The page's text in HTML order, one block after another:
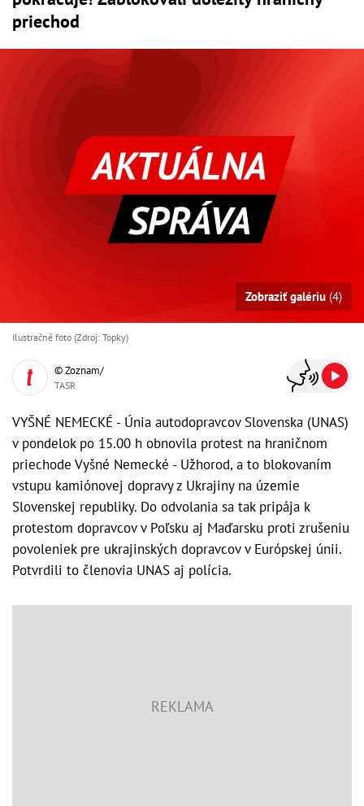
priechod
Zobraziť galériu (4)
Ilustračné foto (Zdroj: Topky)
© Zoznam/
TASR
VYŠNÉ NEMECKÉ - Únia autodopravcov Slovenska (UNAS)
v pondelok po 15.00 h obnovila protest na hraničnom
priechode Vyšné Nemecké - Užhorod, a to blokovaním
vstupu kamiónovej dopravy z Ukrajiny na územie
Slovenskej republiky. Do odvolania sa tak pripája k
protestom dopravcov v Poľsku aj Maďarsku proti zrušeniu
povoleniek pre ukrajinských dopravcov v Európskej únii.
Potvrdili to členovia UNAS aj polícia.